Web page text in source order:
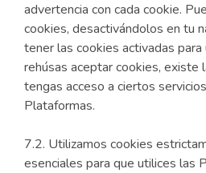
advertencia con cada cookie.
cookies, desactivándolos en tu
tener las cookies activadas
rehúsas aceptar cookies, existe
tengas acceso a ciertos
Plataformas.
7.2. Utilizamos cookies
esenciales para que utilices las